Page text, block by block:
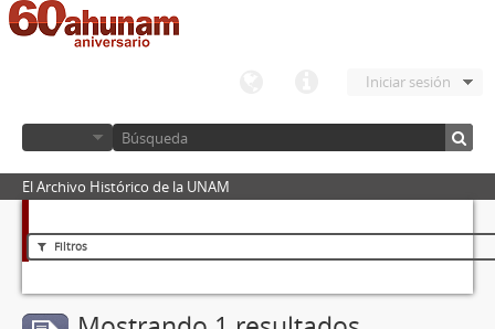
Iniciar sesión
El Archivo Histórico de la UNAM
Filtros